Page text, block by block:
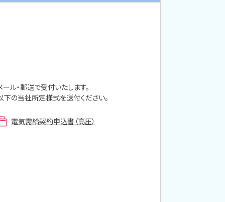
ール・郵送で受付いたします。
下の当社所定様式を送付ください。
電気需給契約申込書（高圧）